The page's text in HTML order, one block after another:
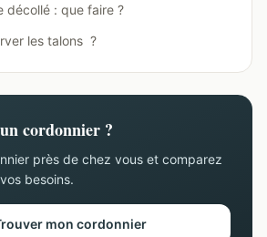
décollé : que faire ?
les talons ?
cordonnier ?
près de chez vous et comparez
besoins.
mon cordonnier